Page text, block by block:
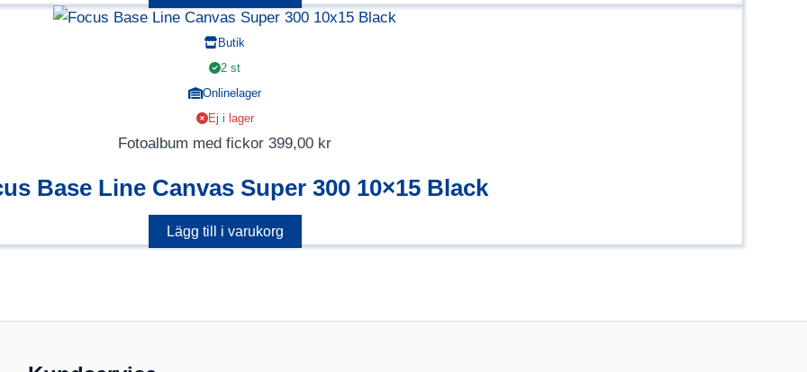
Butik
2 st
Onlinelager
Ej i lager
Fotoalbum med fickor 399,00 kr
Base Line Canvas Super 300 10×15 Black
Lägg till i varukorg